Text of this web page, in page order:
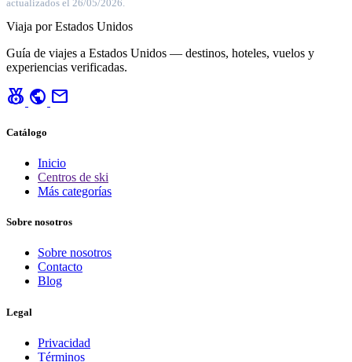
actualizados el 26/05/2026.
Viaja por Estados Unidos
Guía de viajes a Estados Unidos — destinos, hoteles, vuelos y
experiencias verificadas.
social_leaderboard public mail
Catálogo
Inicio
Centros de ski
Más categorías
Sobre nosotros
Sobre nosotros
Contacto
Blog
Legal
Privacidad
Términos